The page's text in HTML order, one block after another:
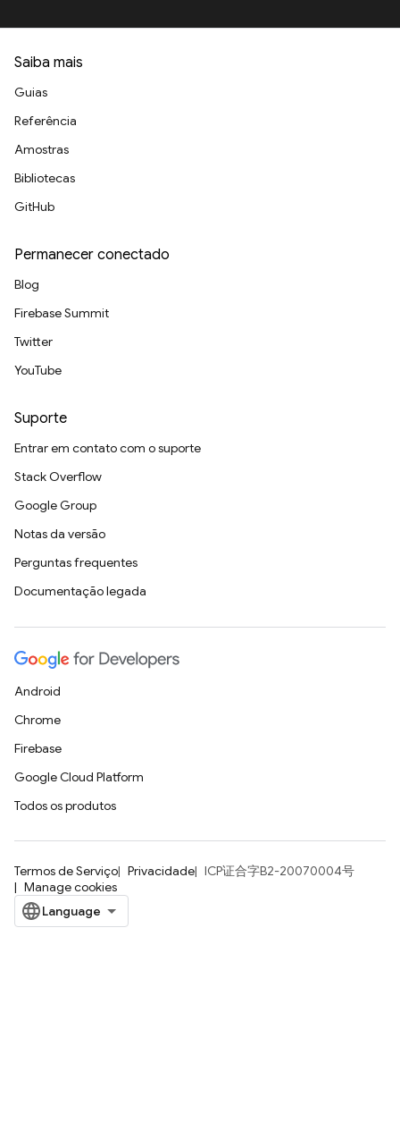
Saiba mais
Guias
Referência
Amostras
Bibliotecas
GitHub
Permanecer conectado
Blog
Firebase Summit
Twitter
YouTube
Suporte
Entrar em contato com o suporte
Stack Overflow
Google Group
Notas da versão
Perguntas frequentes
Documentação legada
Android
Chrome
Firebase
Google Cloud Platform
Todos os produtos
Termos de Serviço Privacidade
ICP证合字B2-20070004号
Manage cookies